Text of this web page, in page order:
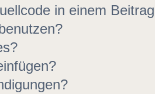
in einem